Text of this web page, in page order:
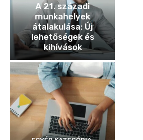
A 21. századi
munkahelyek
átalakulása: Új
lehetőségek és
kihívások